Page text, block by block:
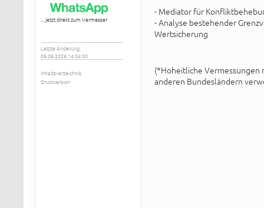
... jetzt direkt zum Vermesser
Letzte Änderung:
06.08.2026 14:04:50
Inhaltsverzeichnis
Druckversion
- Mediator für
- Analyse bestehender
Wertsicherung
(*Hoheitliche Vermessungen
anderen Bundesländern